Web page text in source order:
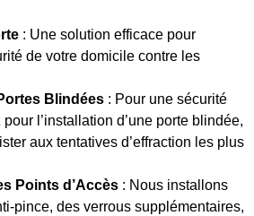
: Une solution efficace pour
de votre domicile contre les
Blindées : Pour une sécurité
l’installation d’une porte blindée,
aux tentatives d’effraction les plus
Points d’Accès : Nous installons
pince, des verrous supplémentaires,